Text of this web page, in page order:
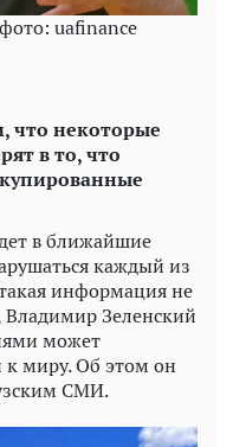
uafinance
что некоторые
в то, что
в ближайшие
каждый из
информация не
Владимир Зеленский
может
к миру. Об этом он
СМИ.